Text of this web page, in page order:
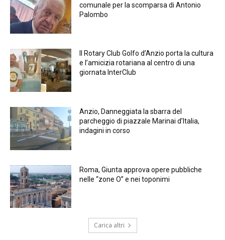
comunale per la scomparsa di Antonio
Palombo
Il Rotary Club Golfo d’Anzio porta la cultura
e l’amicizia rotariana al centro di una
giornata InterClub
Anzio, Danneggiata la sbarra del
parcheggio di piazzale Marinai d’Italia,
indagini in corso
Roma, Giunta approva opere pubbliche
nelle “zone O” e nei toponimi
Carica altri